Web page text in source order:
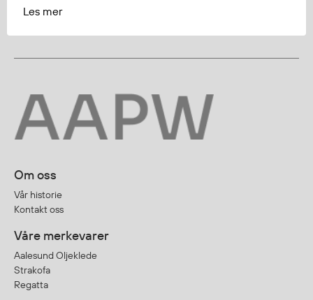
Les mer
Om oss
Vår historie
Kontakt oss
Våre merkevarer
Aalesund Oljeklede
Strakofa
Regatta